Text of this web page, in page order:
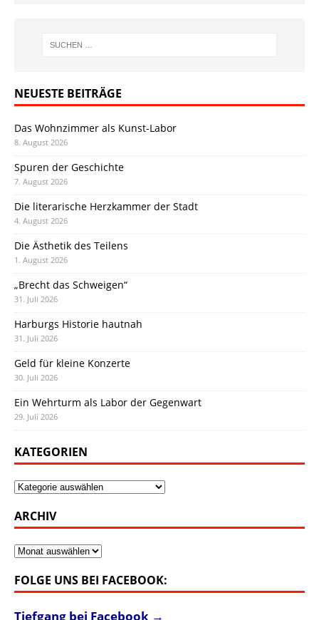
NEUESTE BEITRÄGE
Das Wohnzimmer als Kunst-Labor
8. August 2026
Spuren der Geschichte
7. August 2026
Die literarische Herzkammer der Stadt
4. August 2026
Die Ästhetik des Teilens
1. August 2026
„Brecht das Schweigen“
31. Juli 2026
Harburgs Historie hautnah
31. Juli 2026
Geld für kleine Konzerte
30. Juli 2026
Ein Wehrturm als Labor der Gegenwart
29. Juli 2026
KATEGORIEN
Kategorien
ARCHIV
Archiv
FOLGE UNS BEI FACEBOOK:
Tiefgang bei Facebook →